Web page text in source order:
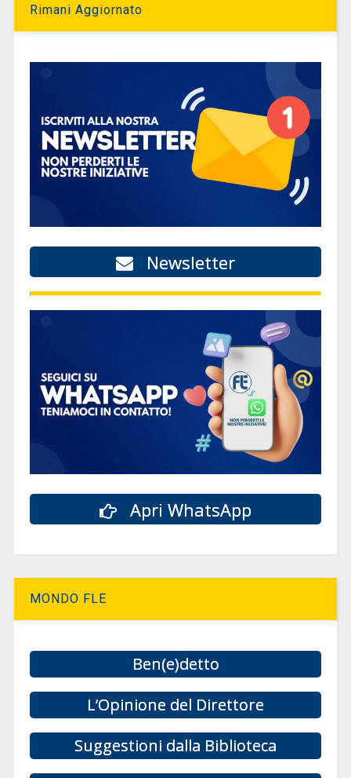
Rimani Aggiornato
Newsletter
Apri WhatsApp
MONDO FLE
Ben(e)detto
L’Opinione del Direttore
Suggestioni dalla Biblioteca